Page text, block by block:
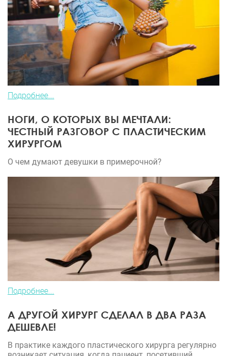
Подробнее...
НОГИ, О КОТОРЫХ ВЫ МЕЧТАЛИ:
ЧЕСТНЫЙ РАЗГОВОР С ПЛАСТИЧЕСКИМ
ХИРУРГОМ
О чем думают девушки в примерочной?
Подробнее...
А ДРУГОЙ ХИРУРГ СДЕЛАЛ В ДВА РАЗА
ДЕШЕВЛЕ!
В практике каждого пластического хирурга регулярно